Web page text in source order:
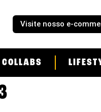
Visite nosso e-